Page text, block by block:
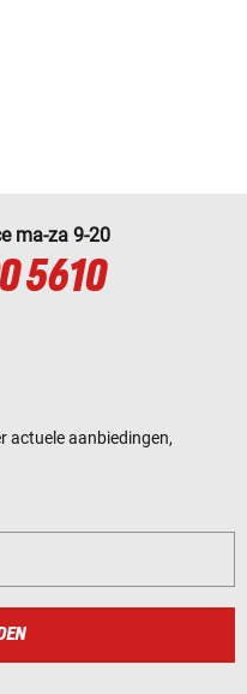
ma-za 9-20
5610
actuele aanbiedingen,